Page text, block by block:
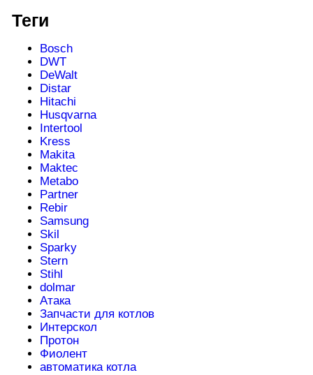
Теги
Bosch
DWT
DeWalt
Distar
Hitachi
Husqvarna
Intertool
Kress
Makita
Maktec
Metabo
Partner
Rebir
Samsung
Skil
Sparky
Stern
Stihl
dolmar
Атака
Запчасти для котлов
Интерскол
Протон
Фиолент
автоматика котла